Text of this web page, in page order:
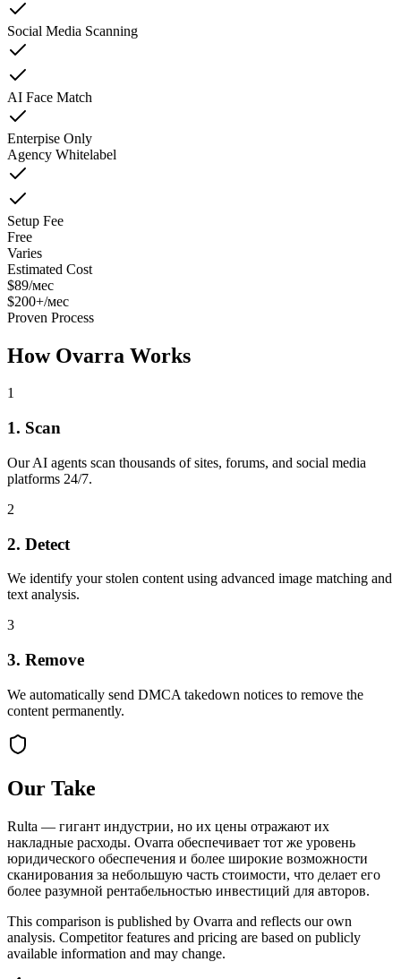
Social Media Scanning
AI Face Match
Enterpise Only
Agency Whitelabel
Setup Fee
Free
Varies
Estimated Cost
$89/мес
$200+/мес
Proven Process
How Ovarra Works
1
1. Scan
Our AI agents scan thousands of sites, forums, and social media
platforms 24/7.
2
2. Detect
We identify your stolen content using advanced image matching and
text analysis.
3
3. Remove
We automatically send DMCA takedown notices to remove the
content permanently.
Our Take
Rulta — гигант индустрии, но их цены отражают их
накладные расходы. Ovarra обеспечивает тот же уровень
юридического обеспечения и более широкие возможности
сканирования за небольшую часть стоимости, что делает его
более разумной рентабельностью инвестиций для авторов.
This comparison is published by Ovarra and reflects our own
analysis. Competitor features and pricing are based on publicly
available information and may change.